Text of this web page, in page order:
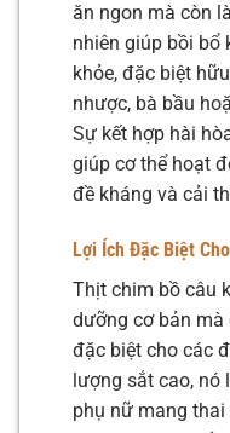
ăn ngon mà còn
nhiên giúp bồi bổ
khỏe, đặc biệt
nhược, bà bầu
Sự kết hợp hài
giúp cơ thể hoạt
đề kháng và cải
Lợi Ích Đặc Biệt
Thịt chim bồ câu
dưỡng cơ bản
đặc biệt cho các
lượng sắt cao,
phụ nữ mang